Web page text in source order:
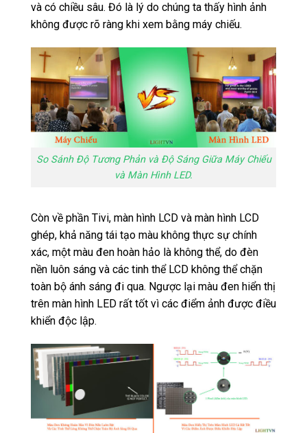
và có chiều sâu. Đó là lý do chúng ta thấy hình ảnh
không được rõ ràng khi xem bằng máy chiếu.
So Sánh Độ Tương Phản và Độ Sáng Giữa Máy Chiếu
và Màn Hình LED.
Còn về phần Tivi, màn hình LCD và màn hình LCD
ghép, khả năng tái tạo màu không thực sự chính
xác, một màu đen hoàn hảo là không thể, do đèn
nền luôn sáng và các tinh thể LCD không thể chặn
toàn bộ ánh sáng đi qua. Ngược lại màu đen hiển thị
trên màn hình LED rất tốt vì các điểm ảnh được điều
khiển độc lập.